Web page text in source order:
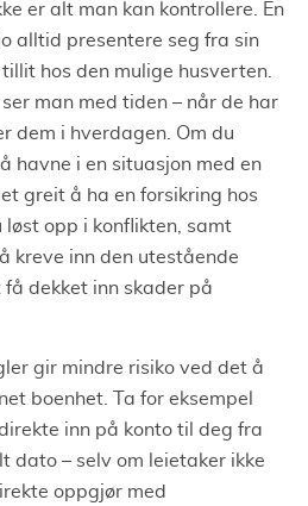
er alt man kan kontrollere. En
alltid presentere seg fra sin
hos den mulige husverten.
man med tiden – når de har
dem i hverdagen. Om du
havne i en situasjon med en
greit å ha en forsikring hos
opp i konflikten, samt
kreve inn den utestående
få dekket inn skader på
gir mindre risiko ved det å
boenhet. Ta for eksempel
inn på konto til deg fra
dato – selv om leietaker ikke
oppgjør med